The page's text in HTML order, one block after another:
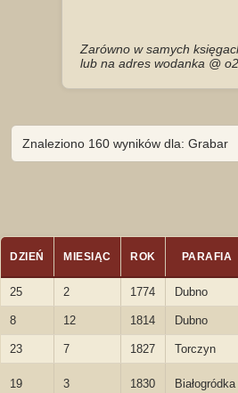
Zarówno w samych
lub na adres wodanka @
Znaleziono 160 wyników dla: Grabar
DZIEŃ MIESIĄC ROK PARAFIA
25 2 1774 Dubno
8 12 1814 Dubno
23 7 1827 Torczyn
19 3 1830 Białogródka